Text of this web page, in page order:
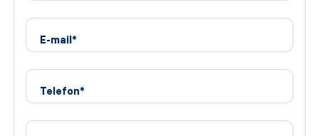
E-mail*
Telefon*